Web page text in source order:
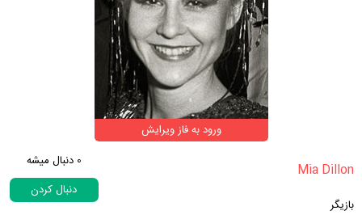
ورود به فاز ویرایش
0 دنبال میشه
دنبال کردن
بازیگر